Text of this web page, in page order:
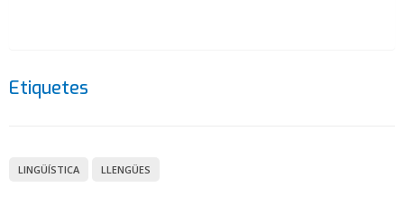
Etiquetes
LINGÜÍSTICA LLENGÜES